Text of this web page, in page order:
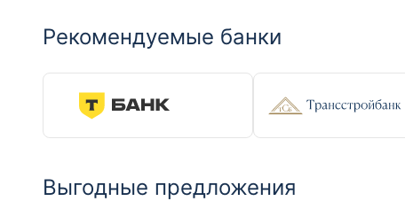
Рекомендуемые банки
Выгодные предложения